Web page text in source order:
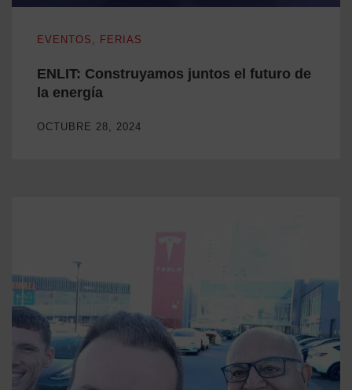
EVENTOS , FERIAS
ENLIT: Construyamos juntos el futuro de
la energía
OCTUBRE 28, 2024